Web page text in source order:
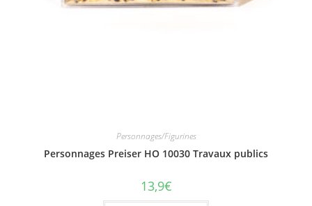
Personnages/Figurines
Personnages Preiser HO 10030 Travaux publics
13,9€